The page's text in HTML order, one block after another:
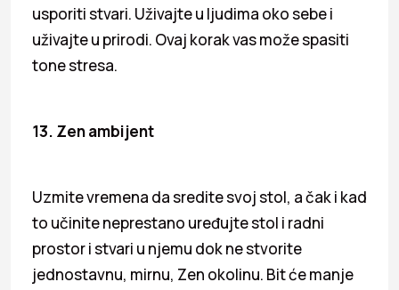
usporiti stvari. Uživajte u ljudima oko sebe i
uživajte u prirodi. Ovaj korak vas može spasiti
tone stresa.
13. Zen ambijent
Uzmite vremena da sredite svoj stol, a čak i kad
to učinite neprestano uređujte stol i radni
prostor i stvari u njemu dok ne stvorite
jednostavnu, mirnu, Zen okolinu. Bit će manje